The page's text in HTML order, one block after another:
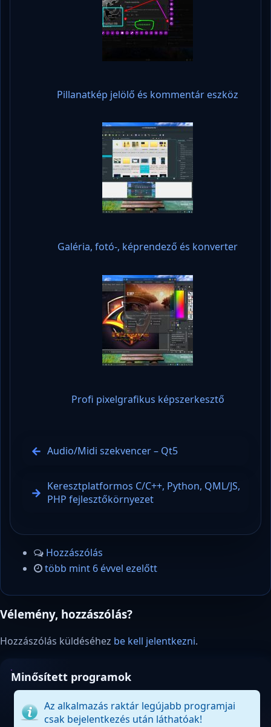
Pillanatkép jelölő és kommentár eszköz
Galéria, fotó-, képrendező és konverter
Profi pixelgrafikus képszerkesztő
Audio/Midi szekvencer – Qt5
Keresztplatformos C/C++, Python, QML/JS,
PHP fejlesztőkörnyezet
Hozzászólás
több mint 6 évvel ezelőtt
Vélemény, hozzászólás?
Hozzászólás küldéséhez be kell jelentkezni.
Minősített programok
Az alkalmazás raktár legújabb programjai
csak bejelentkezés után láthatóak!